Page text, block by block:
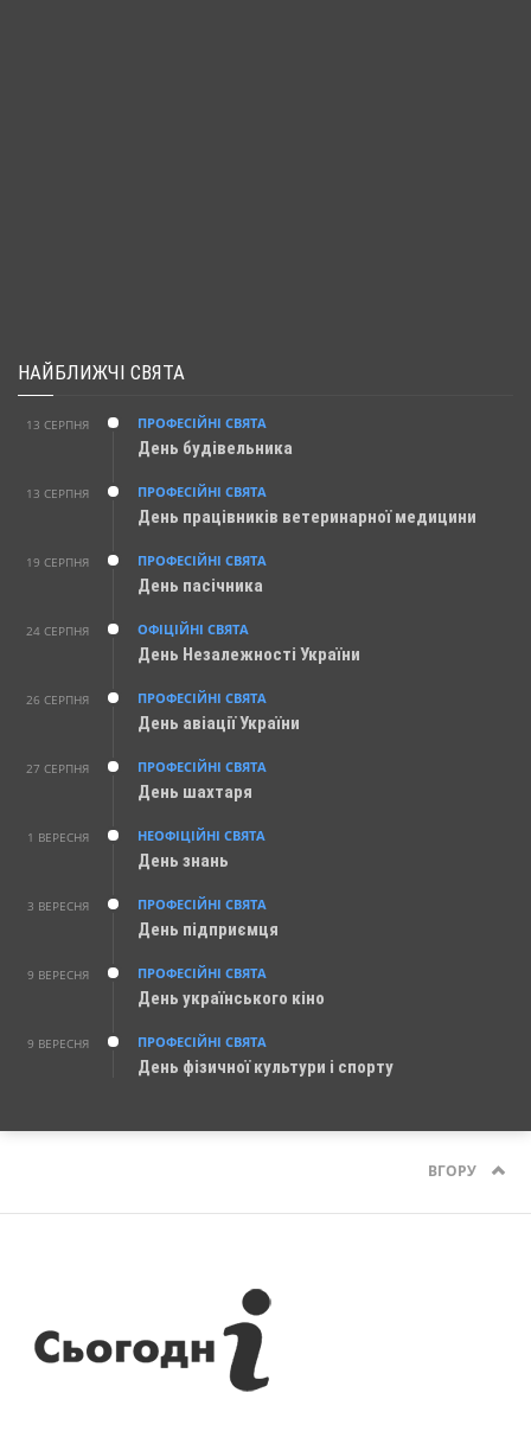
НАЙБЛИЖЧІ СВЯТА
13 СЕРПНЯ ПРОФЕСІЙНІ СВЯТА
День будівельника
13 СЕРПНЯ ПРОФЕСІЙНІ СВЯТА
День працівників ветеринарної медицини
19 СЕРПНЯ ПРОФЕСІЙНІ СВЯТА
День пасічника
24 СЕРПНЯ ОФІЦІЙНІ СВЯТА
День Незалежності України
26 СЕРПНЯ ПРОФЕСІЙНІ СВЯТА
День авіації України
27 СЕРПНЯ ПРОФЕСІЙНІ СВЯТА
День шахтаря
1 ВЕРЕСНЯ НЕОФІЦІЙНІ СВЯТА
День знань
3 ВЕРЕСНЯ ПРОФЕСІЙНІ СВЯТА
День підприємця
9 ВЕРЕСНЯ ПРОФЕСІЙНІ СВЯТА
День українського кіно
9 ВЕРЕСНЯ ПРОФЕСІЙНІ СВЯТА
День фізичної культури і спорту
ВГОРУ